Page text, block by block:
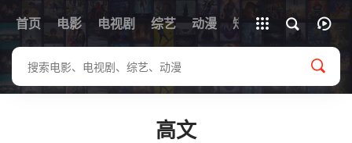
首页 电影 电视剧 综艺 动漫 短剧
全部影片
高文